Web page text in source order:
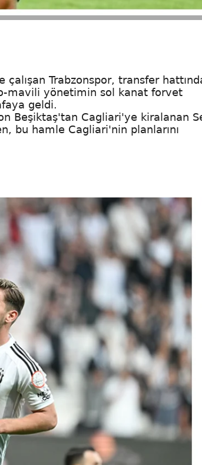
Trabzonspor, transfer
mavili yönetimin sol kanat forvet
geldi.
Beşiktaş'tan Cagliari'ye kiralanan
bu hamle Cagliari'nin planlarını